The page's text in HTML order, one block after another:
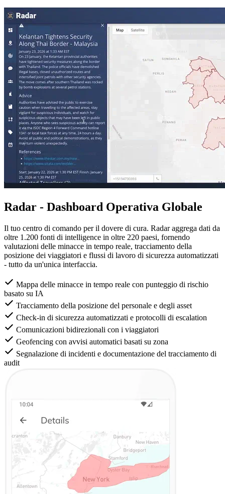
Radar - Dashboard Operativa Globale
Il tuo centro di comando per il dovere di cura. Radar aggrega dati da
oltre 1.200 fonti di intelligence in oltre 220 paesi, fornendo
valutazioni delle minacce in tempo reale, tracciamento della
posizione dei viaggiatori e flussi di lavoro di sicurezza automatizzati
- tutto da un'unica interfaccia.
Mappa delle minacce in tempo reale con punteggio di rischio
basato su IA
Tracciamento della posizione del personale e degli asset
Check-in di sicurezza automatizzati e protocolli di escalation
Comunicazioni bidirezionali con i viaggiatori
Geofencing con avvisi automatici basati su zona
Segnalazione di incidenti e documentazione del tracciamento di
audit